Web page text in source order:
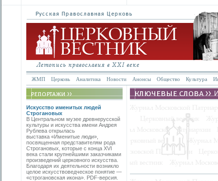
ЖМП Церковь Аналитика Новости Анонсы Общество Культура
Искусство именитых людей
Строгановых
В Центральном музее древнерусской
культуры и искусства имени Андрея
Рублева открылась
выставка «Именитые люди»,
посвященная представителям рода
Строгановых, которые с конца XVI
века стали крупнейшими заказчиками
произведений церковного искусства.
Благодаря их деятельности возникло
целое искусствоведческое понятие —
«строгановская икона». PDF-версия.